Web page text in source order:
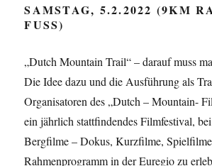
SAMSTAG, 5.2.2022 (9KM
FUSS)
„Dutch Mountain Trail“ – darauf muss
Die Idee dazu und die Ausführung als
Organisatoren des „Dutch – Mountain-
ein jährlich stattfindendes Filmfestival,
Bergfilme – Dokus, Kurzfilme, Spielfilme
Rahmenprogramm in der Euregio zu